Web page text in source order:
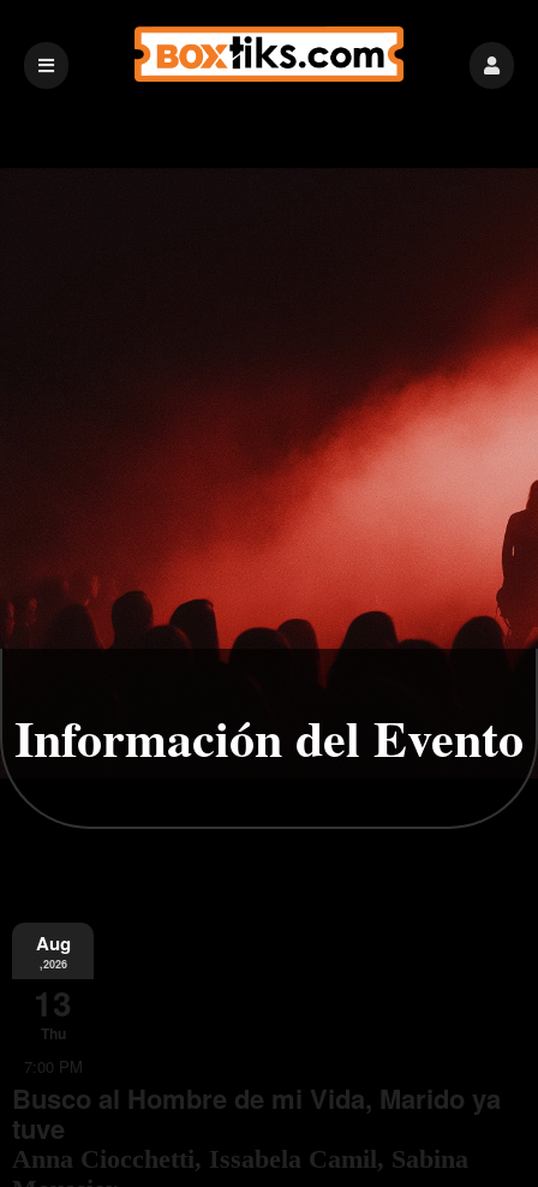
Información del Evento
Aug
,2026
13
Thu
7:00 PM
Busco al Hombre de mi Vida, Marido ya
tuve
Anna Ciocchetti, Issabela Camil, Sabina